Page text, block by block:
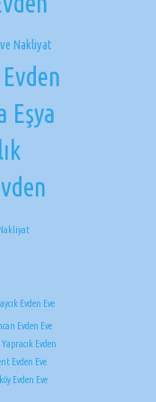
Nakliyat
Evden
Eşya
Evden Eve
Evden Eve
Yapracık Evden
Evden Eve
Evden Eve